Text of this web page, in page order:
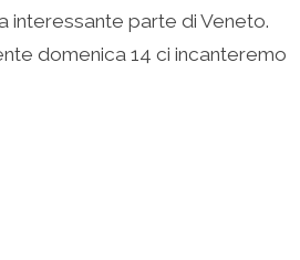
interessante parte di Veneto.
domenica 14 ci incanteremo